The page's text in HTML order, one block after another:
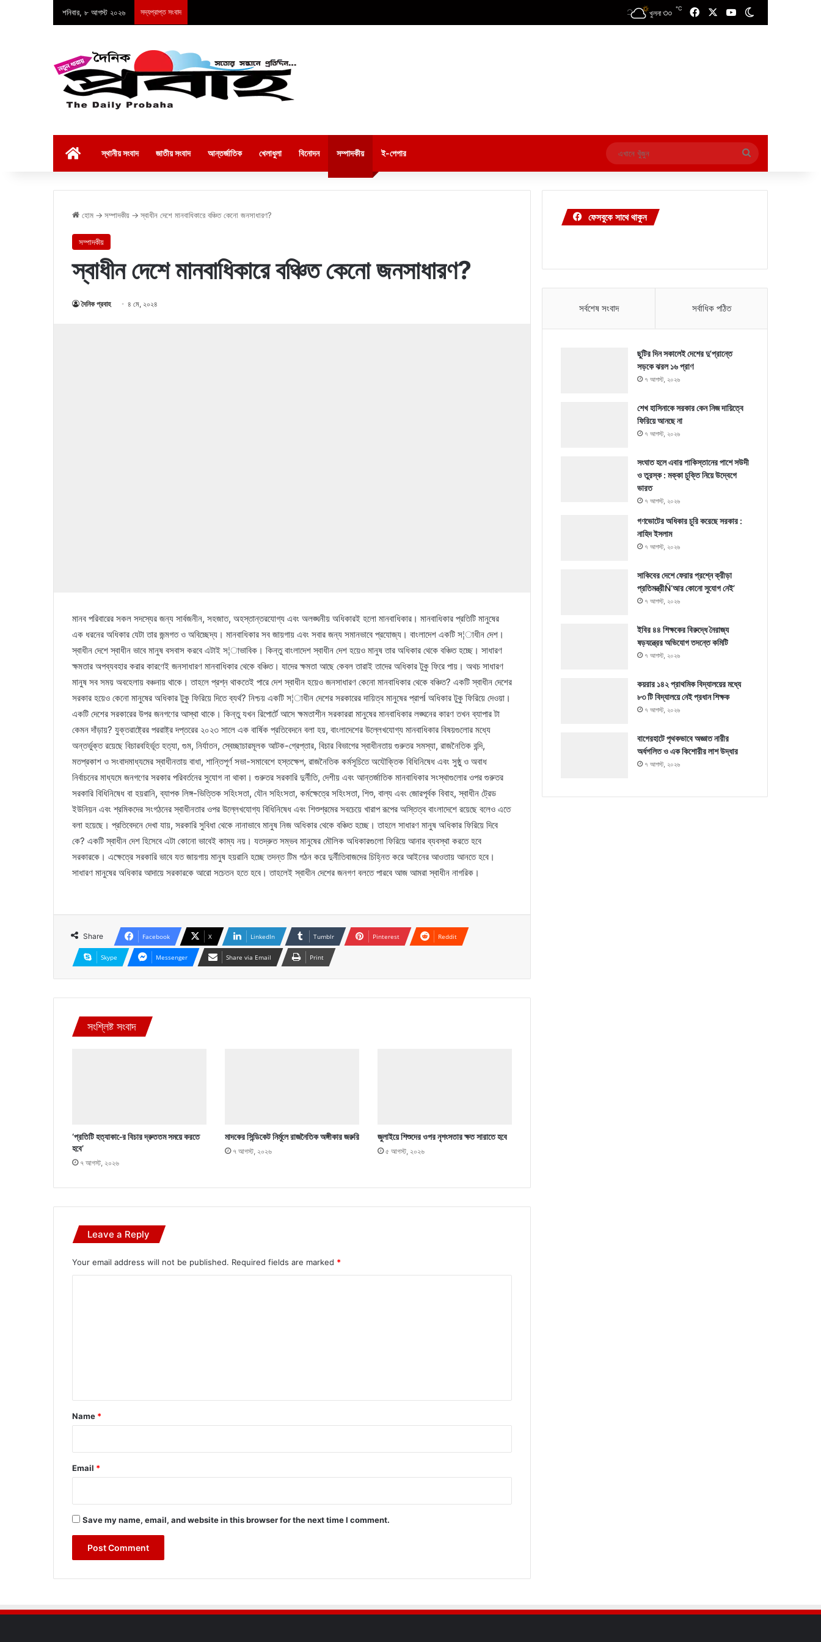
শনিবার, ৮ আগস্ট ২০২৬ সদ্যপ্রাপ্ত সংবাদ খুলনা ৩০ ℃ FacebookYouTube
স্থানীয় সংবাদ জাতীয় সংবাদ আন্তর্জাতিক খেলাধুলা বিনোদন সম্পাদকীয় ই-পেপার
এখানে
খুঁজুন
হোম → সম্পাদকীয় → স্বাধীন দেশে মানবাধিকারে বঞ্চিত কেনো জনসাধারণ?
সম্পাদকীয়
স্বাধীন দেশে মানবাধিকারে বঞ্চিত কেনো জনসাধারণ?
দৈনিক প্রবাহ ৪ মে, ২০২৪
মানব পরিবারের সকল সদস্যের জন্য সার্বজনীন, সহজাত, অহস্তান্তরযোগ্য এবং অলঙ্ঘনীয় অধিকারই হলো মানবাধিকার। মানবাধিকার প্রতিটি মানুষের
এক ধরনের অধিকার যেটা তার জন্মগত ও অবিচ্ছেদ্য। মানবাধিকার সব জায়গায় এবং সবার জন্য সমানভাবে প্রযোজ্য। বাংলাদেশ একটি স¦াধীন দেশ।
স্বাধীন দেশে স্বাধীন ভাবে মানুষ বসবাস করবে এটাই স¦াভাবিক। কিন্তু বাংলাদেশ স্বাধীন দেশ হয়েও মানুষ তার অধিকার থেকে বঞ্চিত হচ্ছে। সাধারণ
ক্ষমতার অপব্যবহার করার কারণেই জনসাধারণ মানবাধিকার থেকে বঞ্চিত। যাদের ক্ষমতা আছে কেবল তারাই তাদের অধিকার টুকু ফিরে পায়। অথচ সাধারণ
মানুষ সব সময় অবহেলায় বঞ্চনায় থাকে। তাহলে প্রশ্ন থাকতেই পারে দেশ স্বাধীন হয়েও জনসাধারণ কেনো মানবাধিকার থেকে বঞ্চিত? একটি স্বাধীন দেশের
সরকার হয়েও কেনো মানুষের অধিকার টুকু ফিরিয়ে দিতে ব্যর্থ? নিশ্চয় একটি স¦াধীন দেশের সরকারের দায়িত্ব মানুষের প্রাপÍ অধিকার টুকু ফিরিয়ে দেওয়া।
একটি দেশের সরকারের উপর জনগণের আস্থা থাকে। কিন্তু যখন রিপোর্টে আসে ক্ষমতাশীন সরকাররা মানুষের মানবাধিকার লঙ্ঘনের কারণ তখন ব্যাপার টা
কেমন দাঁড়ায়? যুক্তরাষ্ট্রের পররাষ্ট্র দপ্তরের ২০২৩ সালে এক বার্ষিক প্রতিবেদনে বলা হয়, বাংলাদেশের উল্লেখযোগ্য মানবাধিকার বিষয়গুলোর মধ্যে
অন্তর্ভুক্ত রয়েছে বিচারবহির্ভূত হত্যা, গুম, নির্যাতন, স্বেচ্ছাচারমূলক আটক-গ্রেপ্তার, বিচার বিভাগের স্বাধীনতায় গুরুতর সমস্যা, রাজনৈতিক বন্দি,
মতপ্রকাশ ও সংবাদমাধ্যমের স্বাধীনতায় বাধা, শান্তিপূর্ণ সভা-সমাবেশে হস্তক্ষেপ, রাজনৈতিক কর্মসূচিতে অযৌক্তিক বিধিনিষেধ এবং সুষ্ঠু ও অবাধ
নির্বাচনের মাধ্যমে জনগণের সরকার পরিবর্তনের সুযোগ না থাকা। গুরুতর সরকারি দুর্নীতি, দেশীয় এবং আন্তর্জাতিক মানবাধিকার সংস্থাগুলোর ওপর গুরুতর
সরকারি বিধিনিষেধ বা হয়রানি, ব্যাপক লিঙ্গ-ভিত্তিক সহিংসতা, যৌন সহিংসতা, কর্মক্ষেত্রে সহিংসতা, শিশু, বাল্য এবং জোরপূর্বক বিবাহ, স্বাধীন ট্রেড
ইউনিয়ন এবং শ্রমিকদের সংগঠনের স্বাধীনতার ওপর উল্লেখযোগ্য বিধিনিষেধ এবং শিশুশ্রমের সবচেয়ে খারাপ রূপের অস্তিত্ব বাংলাদেশে রয়েছে বলেও এতে
বলা হয়েছে। প্রতিবেদনে দেখা যায়, সরকারি সুবিধা থেকে নানাভাবে মানুষ নিজ অধিকার থেকে বঞ্চিত হচ্ছে। তাহলে সাধারণ মানুষ অধিকার ফিরিয়ে দিবে
কে? একটি স্বাধীন দেশ হিসেবে এটা কোনো ভাবেই কাম্য নয়। যতদ্রুত সম্ভব মানুষের মৌলিক অধিকারগুলো ফিরিয়ে আনার ব্যবস্থা করতে হবে
সরকারকে। এক্ষেত্রে সরকারি ভাবে যত জায়গায় মানুষ হয়রানি হচ্ছে তদন্ত টিম গঠন করে দুর্নীতিবাজদের চিহ্নিত করে আইনের আওতায় আনতে হবে।
সাধারণ মানুষের অধিকার আদায়ে সরকারকে আরো সচেতন হতে হবে। তাহলেই স্বাধীন দেশের জনগণ বলতে পারবে আজ আমরা স্বাধীন নাগরিক।
Share Facebook X LinkedIn Tumblr Pinterest Reddit
Skype Messenger Share via Email Print
সংশ্লিষ্ট সংবাদ
‘প্রতিটি হত্যাকা-ের বিচার দ্রুততম সময়ে করতে
হবে’
৭ আগস্ট, ২০২৬
মাদকের সিন্ডিকেট নির্মূলে রাজনৈতিক অঙ্গীকার জরুরি
৭ আগস্ট, ২০২৬
জুলাইয়ে শিশুদের ওপর নৃশংসতার ক্ষত সারাতে হবে
৫ আগস্ট, ২০২৬
Leave a Reply
Your email address will not be published. Required fields are marked *
*
Name *
Email *
Save my name, email, and website in this browser for the next time I comment.
ফেসবুকে সাথে থাকুন
সর্বশেষ সংবাদ সর্বাধিক পঠিত
ছুটির দিন সকালেই দেশের দু’প্রান্তে
সড়কে ঝরল ১৬ প্রাণ
৭ আগস্ট, ২০২৬
শেখ হাসিনাকে সরকার কেন নিজ দায়িত্বে
ফিরিয়ে আনছে না
৭ আগস্ট, ২০২৬
সংঘাত হলে এবার পাকিস্তানের পাশে সউদী
ও তুরস্ক : মক্কা চুক্তি নিয়ে উদ্বেগে
ভারত
৭ আগস্ট, ২০২৬
গণভোটের অধিকার চুরি করেছে সরকার :
নাহিদ ইসলাম
৭ আগস্ট, ২০২৬
সাকিবের দেশে ফেরার প্রশ্নে ক্রীড়া
প্রতিমন্ত্রীÑ‘আর কোনো সুযোগ নেই’
৭ আগস্ট, ২০২৬
ইবির ৪৪ শিক্ষকের বিরুদ্ধে নৈরাজ্য
ষড়যন্ত্রের অভিযোগ তদন্তে কমিটি
৭ আগস্ট, ২০২৬
কয়রার ১৪২ প্রাথমিক বিদ্যালয়ের মধ্যে
৮৩ টি বিদ্যালয়ে নেই প্রধান শিক্ষক
৭ আগস্ট, ২০২৬
বাগেরহাটে পৃথকভাবে অজ্ঞাত নারীর
অর্ধগলিত ও এক কিশোরীর লাশ উদ্ধার
৭ আগস্ট, ২০২৬